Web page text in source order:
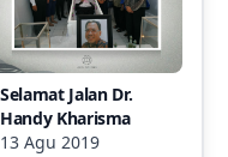
Selamat Jalan Dr.
Handy Kharisma
13 Agu 2019